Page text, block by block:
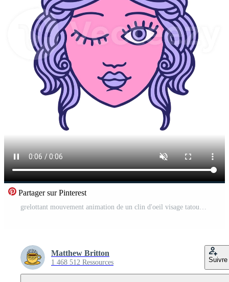
Partager sur Pinterest
grelottant mouvement animation de un clin d'oeil visage tatouage style conception Vidéo Pro
Matthew Britton
1 468 512 Ressources Suivre